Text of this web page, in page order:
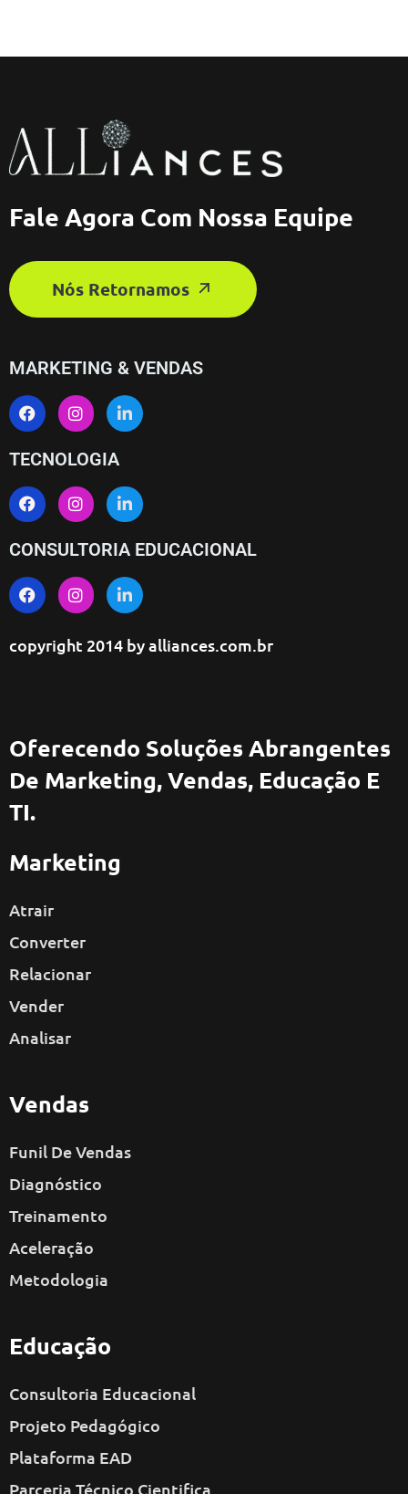
Fale Agora Com Nossa Equipe
Nós Retornamos
MARKETING & VENDAS
TECNOLOGIA
CONSULTORIA EDUCACIONAL
copyright 2014 byalliances.com.br
Oferecendo Soluções Abrangentes
De Marketing, Vendas, Educação E
TI.
Marketing
Atrair
Converter
Relacionar
Vender
Analisar
Vendas
Funil De Vendas
Diagnóstico
Treinamento
Aceleração
Metodologia
Educação
Consultoria Educacional
Projeto Pedagógico
Plataforma EAD
Parceria Técnico Cientifica